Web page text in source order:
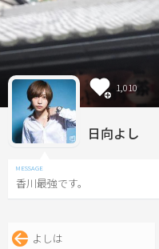
1,010
日向よし
香川最強です。
よしは